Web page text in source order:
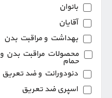
بانوان
آقایان
بهداشت و مراقبت بدن
محصولات مراقبت بدن و
حمام
دئودورانت و ضد تعریق
اسپری ضد تعریق